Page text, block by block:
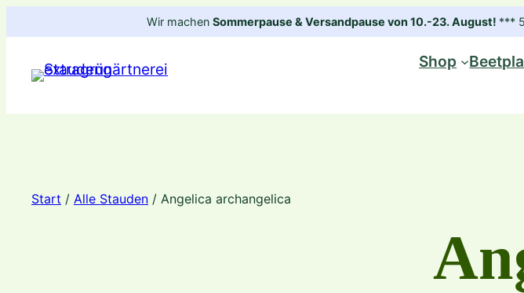
Inhalt
springen
Wir machen Sommerpause & Versandpause von 10.-23. August! ***
Shop
Start / Alle Stauden / Angelica archangelica